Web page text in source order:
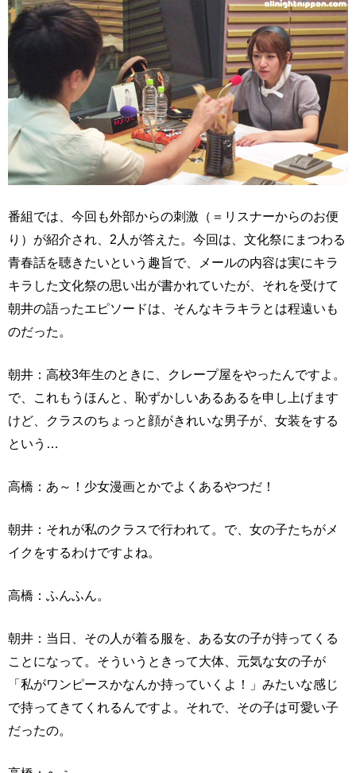
番組では、今回も外部からの刺激（＝リスナーからのお便
り）が紹介され、2人が答えた。今回は、文化祭にまつわる
青春話を聴きたいという趣旨で、メールの内容は実にキラ
キラした文化祭の思い出が書かれていたが、それを受けて
朝井の語ったエピソードは、そんなキラキラとは程遠いも
のだった。
朝井：高校3年生のときに、クレープ屋をやったんですよ。
で、これもうほんと、恥ずかしいあるあるを申し上げます
けど、クラスのちょっと顔がきれいな男子が、女装をする
という…
高橋：あ～！少女漫画とかでよくあるやつだ！
朝井：それが私のクラスで行われて。で、女の子たちがメ
イクをするわけですよね。
高橋：ふんふん。
朝井：当日、その人が着る服を、ある女の子が持ってくる
ことになって。そういうときって大体、元気な女の子が
「私がワンピースかなんか持っていくよ！」みたいな感じ
で持ってきてくれるんですよ。それで、その子は可愛い子
だったの。